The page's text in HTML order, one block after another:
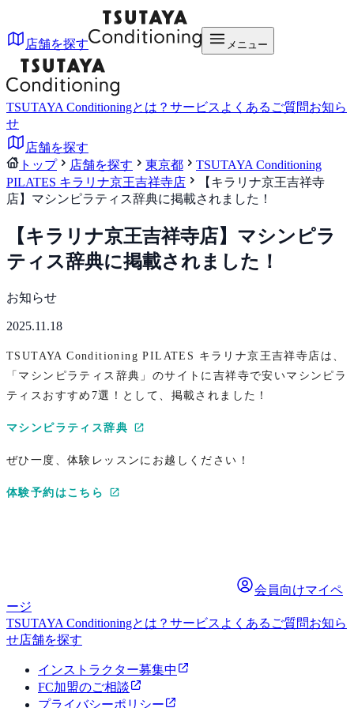
店舗を探す メニュー
TSUTAYA Conditioningとは？ サービス よくあるご質問お知ら
せ
店舗を探す
トップ
店舗を探す 東京都
TSUTAYA Conditioning
PILATES キラリナ京王吉祥寺店
【キラリナ京王吉祥寺
店】マシンピラティス辞典に掲載されました！
【キラリナ京王吉祥寺店】マシンピラ
ティス辞典に掲載されました！
お知らせ
2025.11.18
TSUTAYA Conditioning PILATES キラリナ京王吉祥寺店は、
「マシンピラティス辞典」のサイトに吉祥寺で安いマシンピラ
ティスおすすめ7選！として、掲載されました！
マシンピラティス辞典
ぜひ一度、体験レッスンにお越しください！
体験予約はこちら
会員向けマイペ
ージ
TSUTAYA Conditioningとは？ サービス よくあるご質問お知ら
せ店舗を探す
インストラクター募集中
FC加盟のご相談
プライバシーポリシー